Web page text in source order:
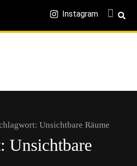
Instagram
Unsichtbare Räume
Unsichtbare